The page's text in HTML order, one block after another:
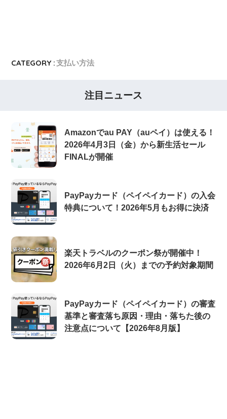
CATEGORY :支払い方法
注目ニュース
Amazonでau PAY（auペイ）は使える！
2026年4月3日（金）から新生活セール
FINALが開催
PayPayカード（ペイペイカード）の入会
特典について！2026年5月もお得に決済
楽天トラベルのクーポン祭が開催中！
2026年6月2日（火）までの予約対象期間
PayPayカード（ペイペイカード）の審査
基準と審査落ち原因・理由・落ちた後の
注意点について【2026年8月版】